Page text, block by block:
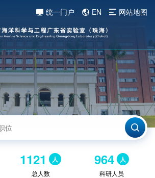
统一门户 EN 网站地图
1121 人
总人数
964 人
科研人员